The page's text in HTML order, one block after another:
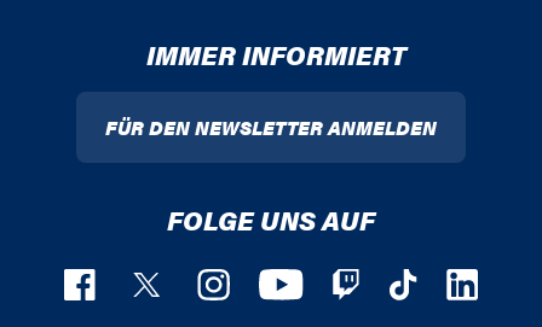
IMMER INFORMIERT
FÜR DEN NEWSLETTER ANMELDEN
FOLGE UNS AUF